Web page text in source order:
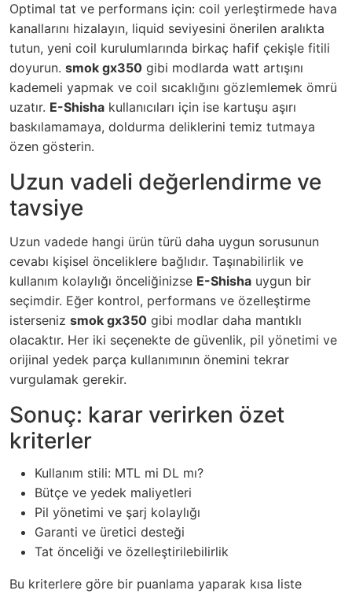
Optimal tat ve performans için: coil yerleştirmede hava
kanallarını hizalayın, liquid seviyesini önerilen aralıkta
tutun, yeni coil kurulumlarında birkaç hafif çekişle fitili
doyurun. smok gx350 gibi modlarda watt artışını
kademeli yapmak ve coil sıcaklığını gözlemlemek ömrü
uzatır. E-Shisha kullanıcıları için ise kartuşu aşırı
baskılamamaya, doldurma deliklerini temiz tutmaya
özen gösterin.
Uzun vadeli değerlendirme ve
tavsiye
Uzun vadede hangi ürün türü daha uygun sorusunun
cevabı kişisel önceliklere bağlıdır. Taşınabilirlik ve
kullanım kolaylığı önceliğinizse E-Shisha uygun bir
seçimdir. Eğer kontrol, performans ve özelleştirme
isterseniz smok gx350 gibi modlar daha mantıklı
olacaktır. Her iki seçenekte de güvenlik, pil yönetimi ve
orijinal yedek parça kullanımının önemini tekrar
vurgulamak gerekir.
Sonuç: karar verirken özet
kriterler
Kullanım stili: MTL mi DL mı?
Bütçe ve yedek maliyetleri
Pil yönetimi ve şarj kolaylığı
Garanti ve üretici desteği
Tat önceliği ve özelleştirilebilirlik
Bu kriterlere göre bir puanlama yaparak kısa liste